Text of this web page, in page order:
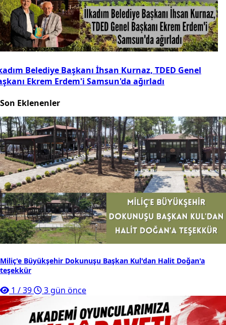
Belediye Başkanı İhsan Kurnaz, TDED Genel
Ekrem Erdem'i Samsun'da ağırladı
Son Eklenenler
Miliç'e Büyükşehir Dokunuşu Başkan Kul'dan Halit Doğan'a
teşekkür
1 /39 3 gün önce